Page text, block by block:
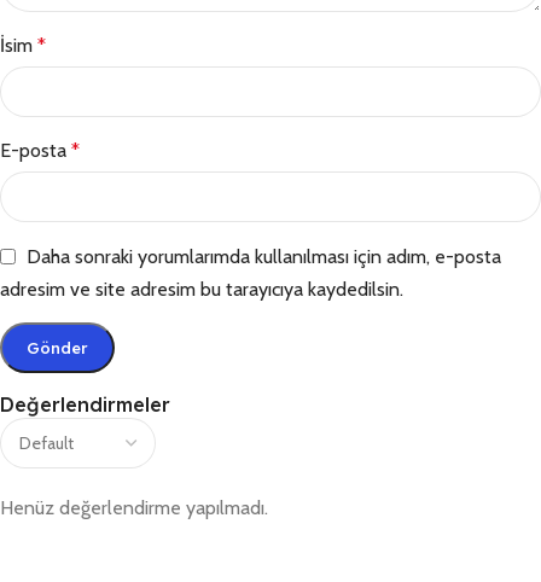
Değerlendirmeler
Henüz değerlendirme yapılmadı.
İsim *
E-posta *
Daha sonraki yorumlarımda kullanılması için adım, e-posta
adresim ve site adresim bu tarayıcıya kaydedilsin.